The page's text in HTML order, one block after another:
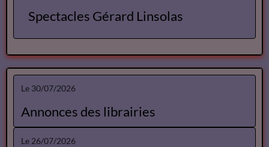
Spectacles Gérard Linsolas
Le 30/07/2026
Annonces des librairies
Le 26/07/2026